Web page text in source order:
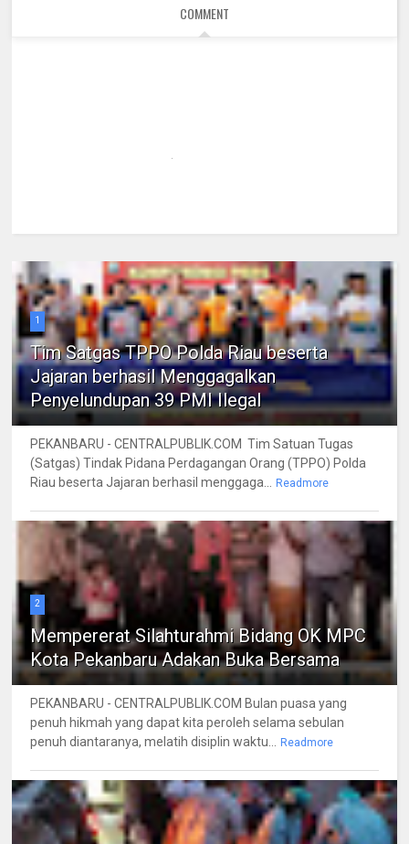
COMMENT
1
Tim Satgas TPPO Polda Riau beserta
Jajaran berhasil Menggagalkan
Penyelundupan 39 PMI Ilegal
PEKANBARU - CENTRALPUBLIK.COM Tim Satuan Tugas
(Satgas) Tindak Pidana Perdagangan Orang (TPPO) Polda
Riau beserta Jajaran berhasil menggaga...
Readmore
2
Mempererat Silahturahmi Bidang OK MPC
Kota Pekanbaru Adakan Buka Bersama
PEKANBARU - CENTRALPUBLIK.COM Bulan puasa yang
penuh hikmah yang dapat kita peroleh selama sebulan
penuh diantaranya, melatih disiplin waktu...
Readmore